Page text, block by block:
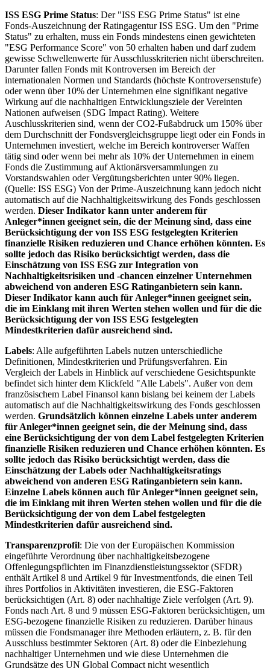
ISS ESG Prime Status: Der "ISS ESG Prime Status" ist eine
Fonds-Auszeichnung der Ratingagentur ISS ESG. Um den "Prime
Status" zu erhalten, muss ein Fonds mindestens einen gewichteten
"ESG Performance Score" von 50 erhalten haben und darf zudem
gewisse Schwellenwerte für Ausschlusskriterien nicht überschreiten.
Darunter fallen Fonds mit Kontroversen im Bereich der
internationalen Normen und Standards (höchste Kontroversenstufe)
oder wenn über 10% der Unternehmen eine signifikant negative
Wirkung auf die nachhaltigen Entwicklungsziele der Vereinten
Nationen aufweisen (SDG Impact Rating). Weitere
Auschlusskriterien sind, wenn der CO2-Fußabdruck um 150% über
dem Durchschnitt der Fondsvergleichsgruppe liegt oder ein Fonds in
Unternehmen investiert, welche im Bereich kontroverser Waffen
tätig sind oder wenn bei mehr als 10% der Unternehmen in einem
Fonds die Zustimmung auf Aktionärsversammlungen zu
Vorstandswahlen oder Vergütungsberichten unter 90% liegen.
(Quelle: ISS ESG) Von der Prime-Auszeichnung kann jedoch nicht
automatisch auf die Nachhaltigkeitswirkung des Fonds geschlossen
werden. Dieser Indikator kann unter anderem für
Anleger*innen geeignet sein, die der Meinung sind, dass eine
Berücksichtigung der von ISS ESG festgelegten Kriterien
finanzielle Risiken reduzieren und Chance erhöhen könnten. Es
sollte jedoch das Risiko berücksichtigt werden, dass die
Einschätzung von ISS ESG zur Integration von
Nachhaltigkeitsrisiken und -chancen einzelner Unternehmen
abweichend von anderen ESG Ratinganbietern sein kann.
Dieser Indikator kann auch für Anleger*innen geeignet sein,
die im Einklang mit ihren Werten stehen wollen und für die die
Berücksichtigung der von ISS ESG festgelegten
Mindestkriterien dafür ausreichend sind.
Labels: Alle aufgeführten Labels nutzen unterschiedliche
Definitionen, Mindestkriterien und Prüfungsverfahren. Ein
Vergleich der Labels in Hinblick auf verschiedene Gesichtspunkte
befindet sich hinter dem Klickfeld "Alle Labels". Außer von dem
französischem Label Finansol kann bislang bei keinem der Labels
automatisch auf die Nachhaltigkeitswirkung des Fonds geschlossen
werden. Grundsätzlich können einzelne Labels unter anderem
für Anleger*innen geeignet sein, die der Meinung sind, dass
eine Berücksichtigung der von dem Label festgelegten Kriterien
finanzielle Risiken reduzieren und Chance erhöhen könnten. Es
sollte jedoch das Risiko berücksichtigt werden, dass die
Einschätzung der Labels oder Nachhaltigkeitsratings
abweichend von anderen ESG Ratinganbietern sein kann.
Einzelne Labels können auch für Anleger*innen geeignet sein,
die im Einklang mit ihren Werten stehen wollen und für die die
Berücksichtigung der von dem Label festgelegten
Mindestkriterien dafür ausreichend sind.
Transparenzprofil: Die von der Europäischen Kommission
eingeführte Verordnung über nachhaltigkeitsbezogene
Offenlegungspflichten im Finanzdienstleistungssektor (SFDR)
enthält Artikel 8 und Artikel 9 für Investmentfonds, die einen Teil
ihres Portfolios in Aktivitäten investieren, die ESG-Faktoren
berücksichtigen (Art. 8) oder nachhaltige Ziele verfolgen (Art. 9).
Fonds nach Art. 8 und 9 müssen ESG-Faktoren berücksichtigen, um
ESG-bezogene finanzielle Risiken zu reduzieren. Darüber hinaus
müssen die Fondsmanager ihre Methoden erläutern, z. B. für den
Ausschluss bestimmter Sektoren (Art. 8) oder die Einbeziehung
nachhaltiger Unternehmen und wie diese Unternehmen die
Grundsätze des UN Global Compact nicht wesentlich